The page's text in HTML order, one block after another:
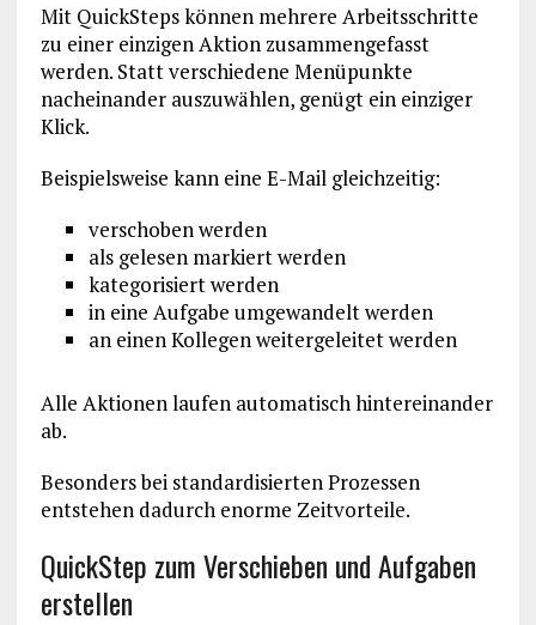
Mit QuickSteps können mehrere Arbeitsschritte
zu einer einzigen Aktion zusammengefasst
werden. Statt verschiedene Menüpunkte
nacheinander auszuwählen, genügt ein einziger
Klick.
Beispielsweise kann eine E-Mail gleichzeitig:
verschoben werden
als gelesen markiert werden
kategorisiert werden
in eine Aufgabe umgewandelt werden
an einen Kollegen weitergeleitet werden
Alle Aktionen laufen automatisch hintereinander
ab.
Besonders bei standardisierten Prozessen
entstehen dadurch enorme Zeitvorteile.
QuickStep zum Verschieben und Aufgaben
erstellen